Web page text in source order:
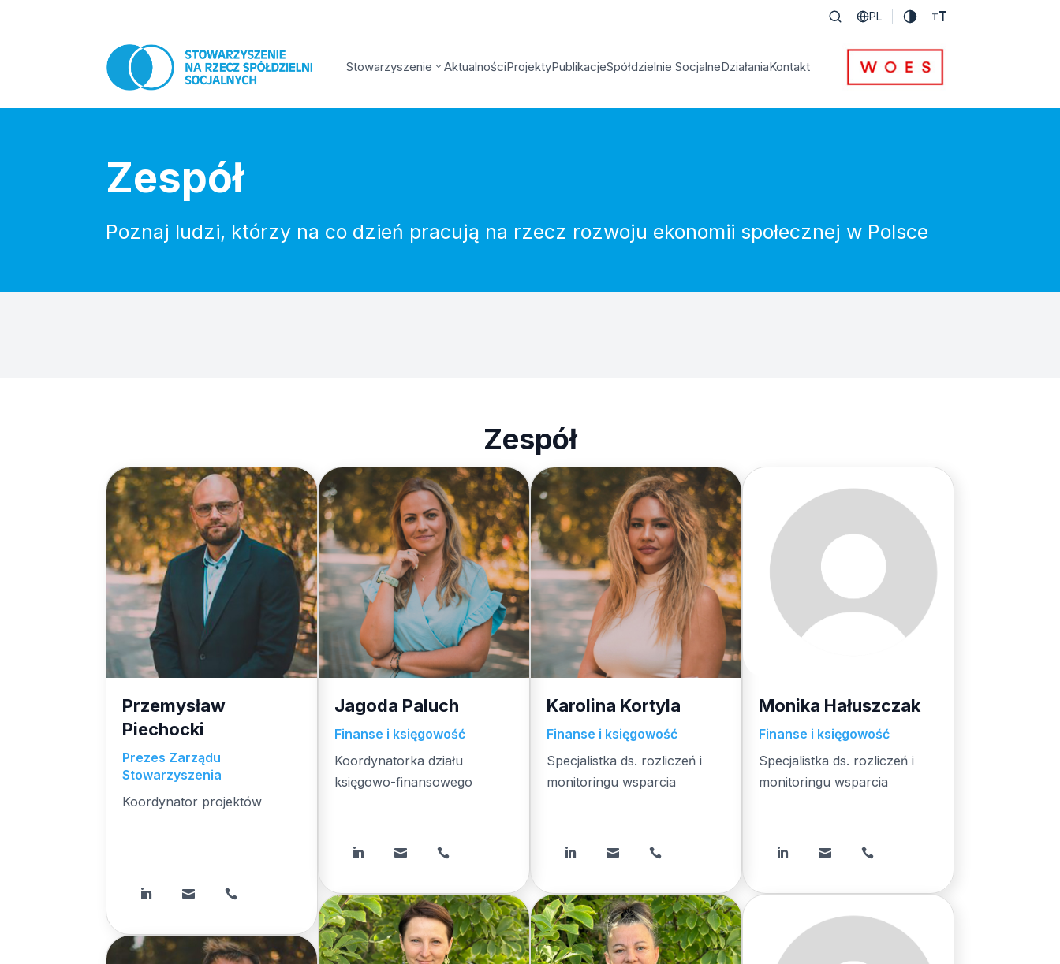
PL TT
Stowarzyszenie AktualnościProjektyPublikacjeSpółdzielnie SocjalneDziałaniaKontakt
Zespół
Poznaj ludzi, którzy na co dzień pracują na rzecz rozwoju ekonomii społecznej w Polsce
Zespół
Przemysław
Piechocki
Prezes Zarządu
Stowarzyszenia
Koordynator projektów
  
Jagoda Paluch
Finanse i księgowość
Koordynatorka działu
księgowo-finansowego
  
Karolina Kortyla
Finanse i księgowość
Specjalistka ds. rozliczeń i
monitoringu wsparcia
  
Monika Hałuszczak
Finanse i księgowość
Specjalistka ds. rozliczeń i
monitoringu wsparcia
  